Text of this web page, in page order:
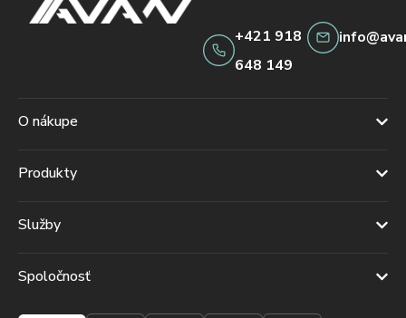
+421 918
648 149
O nákupe
Produkty
Služby
Spoločnosť